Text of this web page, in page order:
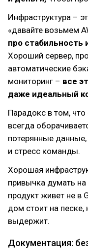
Инфраструктура –
«давайте возьмем
про стабильность
Хороший сервер,
автоматические
мониторинг – все
даже идеальный
Парадокс в том,
всегда
потерянные
и стресс команды.
Хорошая
привычка думать
продукт живет не в
дом стоит на песке,
выдержит.
Документация: